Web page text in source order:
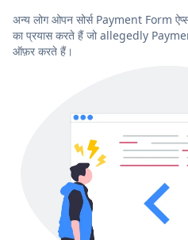
अन्य लोग ओपन सोर्स Payment Form
का प्रयास करते हैं जो allegedly
ऑफ़र करते हैं।